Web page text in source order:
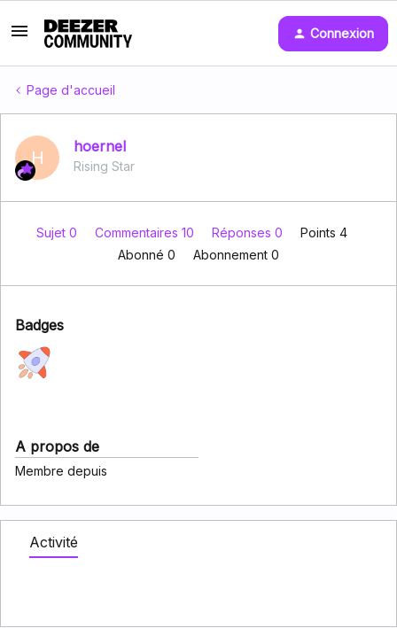
Connexion
Page d'accueil
H
hoernel
Rising Star
Sujet 0 Commentaires 10 Réponses 0
Points 4
Abonné 0 Abonnement 0
Badges
A propos de
Membre depuis
Activité